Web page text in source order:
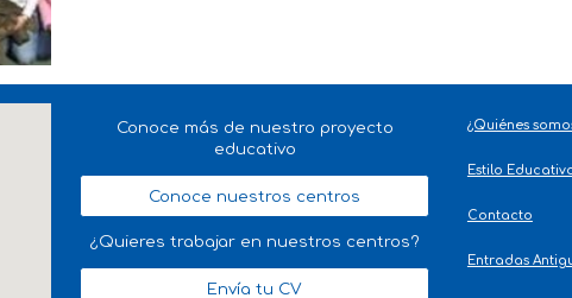
Conoce más de nuestro proyecto
educativo
Conoce nuestros centros
¿Quieres trabajar en nuestros centros?
Envía tu CV
¿Quiénes
Estilo
Contacto
Entradas